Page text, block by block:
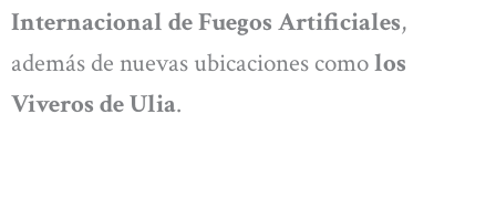
Internacional de Fuegos Artificiales,
además de nuevas ubicaciones comolos
Viveros de Ulia.